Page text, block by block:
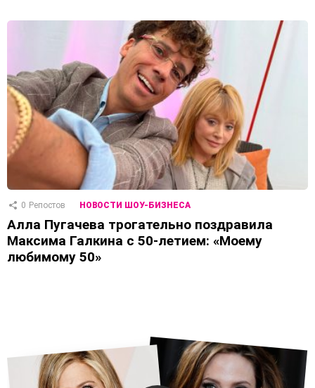
0 Репостов НОВОСТИ ШОУ-БИЗНЕСА
Алла Пугачева трогательно поздравила
Максима Галкина с 50-летием: «Моему
любимому 50»